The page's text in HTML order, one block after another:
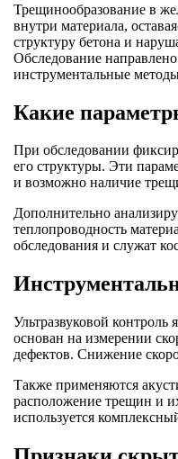
Трещинообразование в
внутри материала,
структуру бетона и
Обследование
инструментальные
Какие
При обследовании
его структуры. Эти
и возможно наличие
Дополнительно
теплопроводность
обследования и служат
Ультразвуковой
основан на измерении
дефектов. Снижение
Также применяются
расположение трещин и
используется